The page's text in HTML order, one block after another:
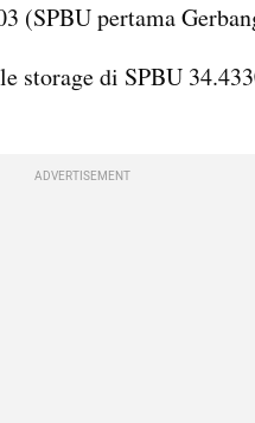
(SPBU pertama
storage di SPBU
ADVERTISEMENT